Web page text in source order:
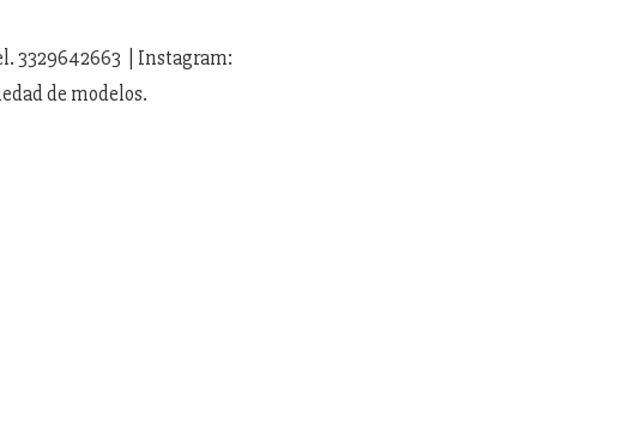
3329642663 | Instagram:
de modelos.